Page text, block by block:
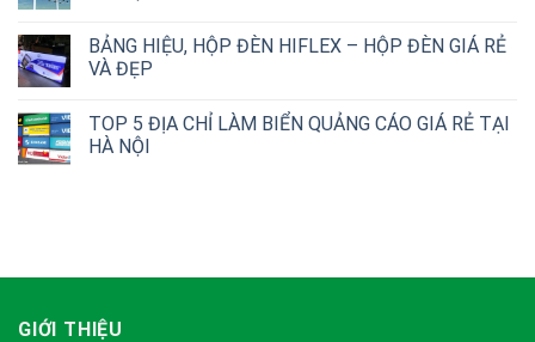
BẢNG HIỆU, HỘP ĐÈN HIFLEX – HỘP ĐÈN GIÁ RẺ
VÀ ĐẸP
TOP 5 ĐỊA CHỈ LÀM BIỂN QUẢNG CÁO GIÁ RẺ TẠI
HÀ NỘI
GIỚI THIỆU